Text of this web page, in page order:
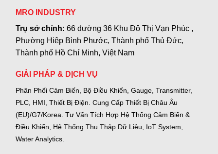
MRO INDUSTRY
Trụ sở chính:66 đường 36 Khu Đô Thị Vạn Phúc ,
Phường Hiệp Bình Phước, Thành phố Thủ Đức,
Thành phố Hồ Chí Minh, Việt Nam
GIẢI PHÁP & DỊCH VỤ
Phân Phối Cảm Biến, Bộ Điều Khiển, Gauge, Transmitter,
PLC, HMI, Thiết Bị Điện. Cung Cấp Thiết Bị Châu Âu
(EU)/G7/Korea. Tư Vấn Tích Hợp Hệ Thống Cảm Biến &
Điều Khiển, Hệ Thống Thu Thập Dữ Liệu, IoT System,
Water Analytics.